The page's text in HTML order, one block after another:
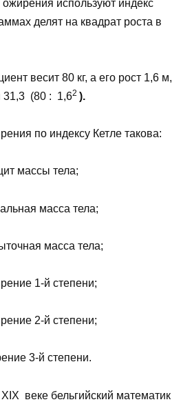
используют индекс
делят на квадрат роста в
весит 80 кг, а его рост 1,6 м,
31,3 (80 : 1,62 ).
по индексу Кетле такова:
массы тела;
масса тела;
масса тела;
1-й степени;
2-й степени;
3-й степени.
веке бельгийский математик